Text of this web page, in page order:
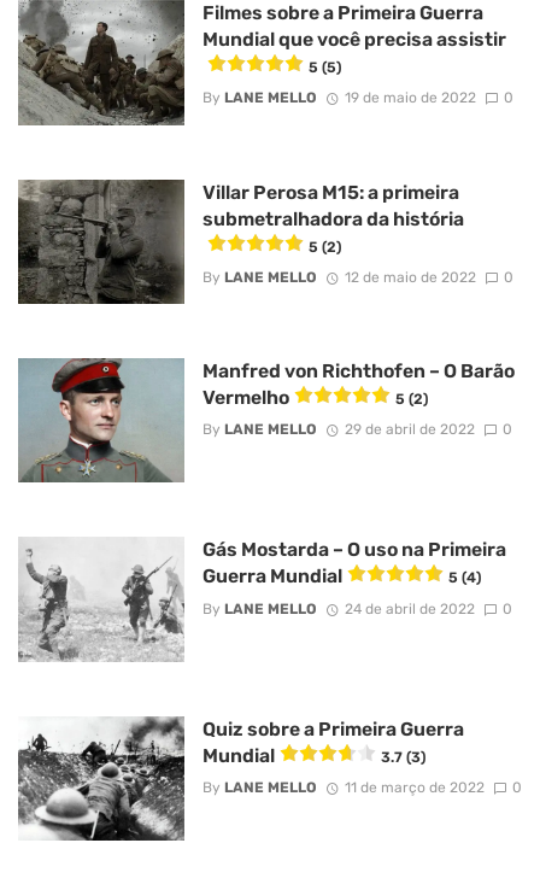
Filmes sobre a Primeira Guerra
Mundial que você precisa assistir
5 (5)
By LANE MELLO 19 de maio de 2022 0
Villar Perosa M15: a primeira
submetralhadora da história
5 (2)
By LANE MELLO 12 de maio de 2022 0
Manfred von Richthofen – O Barão
Vermelho
5 (2)
By LANE MELLO 29 de abril de 2022 0
Gás Mostarda – O uso na Primeira
Guerra Mundial
5 (4)
By LANE MELLO 24 de abril de 2022 0
Quiz sobre a Primeira Guerra
Mundial
3.7 (3)
By LANE MELLO 11 de março de 2022 0